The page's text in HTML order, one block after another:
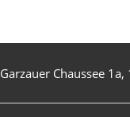
Garzauer Chaussee